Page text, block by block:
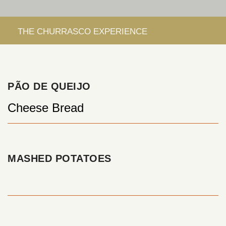
PÃO DE QUEIJO
Cheese Bread
MASHED POTATOES